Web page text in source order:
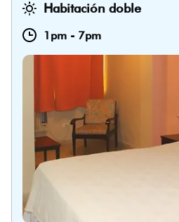
Habitación doble
1pm - 7pm